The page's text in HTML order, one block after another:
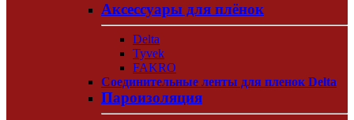
Аксессуары для плёнок
Delta
Tyvek
FAKRO
Соединительные ленты для пленок Delta
Пароизоляция